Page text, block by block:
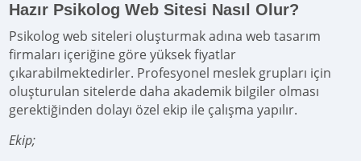
Hazır Psikolog Web Sitesi Nasıl Olur?
Psikolog web siteleri oluşturmak adına web tasarım
firmaları içeriğine göre yüksek fiyatlar
çıkarabilmektedirler. Profesyonel meslek grupları için
oluşturulan sitelerde daha akademik bilgiler olması
gerektiğinden dolayı özel ekip ile çalışma yapılır.
Ekip;